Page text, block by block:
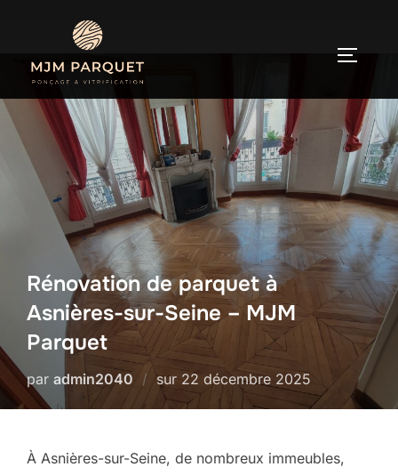
contenu
Rénovation de parquet à
Asnières-sur-Seine – MJM
Parquet
par admin2040 sur Publié
le
22 décembre 2025
À Asnières-sur-Seine, de nombreux immeubles,